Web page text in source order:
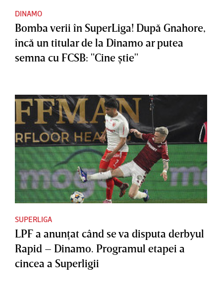
DINAMO
Bomba verii în SuperLiga! După Gnahore,
încă un titular de la Dinamo ar putea
semna cu FCSB: "Cine ştie"
SUPERLIGA
LPF a anunţat când se va disputa derbyul
Rapid – Dinamo. Programul etapei a
cincea a Superligii